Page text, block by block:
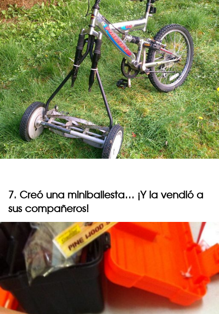
7. Creó una miniballesta… ¡Y la vendió a
sus compañeros!